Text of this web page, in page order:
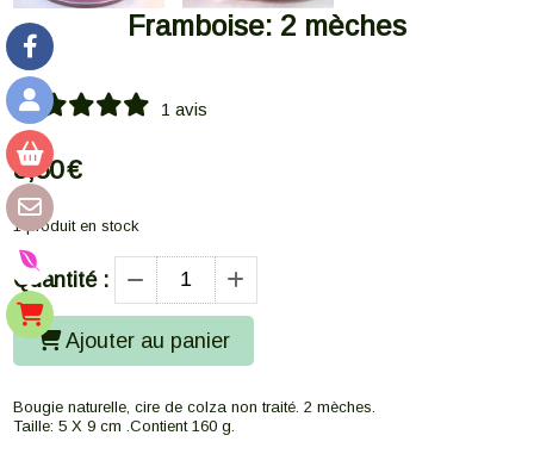
Framboise: 2 mèches
1 avis
8,50€
1 produit en stock
Quantité :
Ajouter au panier
Bougie naturelle, cire de colza non traité. 2 mèches.
Taille: 5 X 9 cm .Contient 160 g.